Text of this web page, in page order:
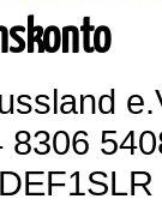
8306